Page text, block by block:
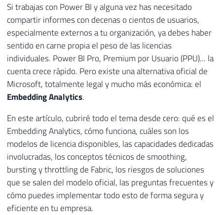
Si trabajas con Power BI y alguna vez has necesitado
compartir informes con decenas o cientos de usuarios,
especialmente externos a tu organización, ya debes haber
sentido en carne propia el peso de las licencias
individuales. Power BI Pro, Premium por Usuario (PPU)... la
cuenta crece rápido. Pero existe una alternativa oficial de
Microsoft, totalmente legal y mucho más económica: el
Embedding Analytics.
En este artículo, cubriré todo el tema desde cero: qué es el
Embedding Analytics, cómo funciona, cuáles son los
modelos de licencia disponibles, las capacidades dedicadas
involucradas, los conceptos técnicos de smoothing,
bursting y throttling de Fabric, los riesgos de soluciones
que se salen del modelo oficial, las preguntas frecuentes y
cómo puedes implementar todo esto de forma segura y
eficiente en tu empresa.